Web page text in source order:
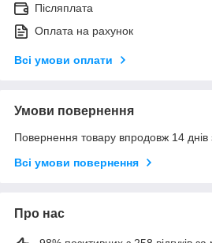
Післяплата
Оплата на рахунок
Всі умови оплати
Умови повернення
Повернення товару впродовж 14 днів
Всі умови повернення
Про нас